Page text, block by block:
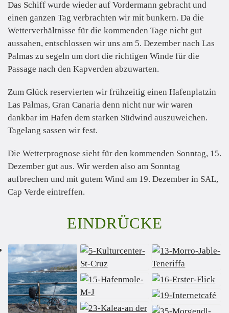
Das Schiff wurde wieder auf Vordermann gebracht und
einen ganzen Tag verbrachten wir mit bunkern. Da die
Wetterverhältnisse für die kommenden Tage nicht gut
aussahen, entschlossen wir uns am 5. Dezember nach Las
Palmas zu segeln um dort die richtigen Winde für die
Passage nach den Kapverden abzuwarten.
Zum Glück reservierten wir frühzeitig einen Hafenplatzin
Las Palmas, Gran Canaria denn nicht nur wir waren
dankbar im Hafen dem starken Südwind auszuweichen.
Tagelang sassen wir fest.
Die Wetterprognose sieht für den kommenden Sonntag, 15.
Dezember gut aus. Wir werden also am Sonntag
aufbrechen und mit gutem Wind am 19. Dezember in SAL,
Cap Verde eintreffen.
EINDRÜCKE